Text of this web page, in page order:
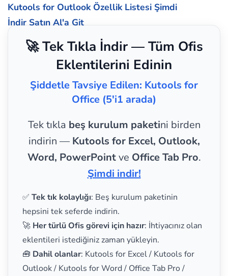
Kutools for Outlook Özellik Listesi Şimdi
İndir Satın Al'a Git
🚀 Tek Tıkla İndir — Tüm Ofis
Eklentilerini Edinin
Şiddetle Tavsiye Edilen: Kutools for
Office (5'i1 arada)
Tek tıkla beş kurulum paketini birden
indirin — Kutools for Excel, Outlook,
Word, PowerPointve Office Tab Pro.
Şimdi indir!
✅ Tek tık kolaylığı: Beş kurulum paketinin
hepsini tek seferde indirin.
🚀 Her türlü Ofis görevi için hazır: İhtiyacınız olan
eklentileri istediğiniz zaman yükleyin.
🧰 Dahil olanlar: Kutools for Excel / Kutools for
Outlook / Kutools for Word / Office Tab Pro /